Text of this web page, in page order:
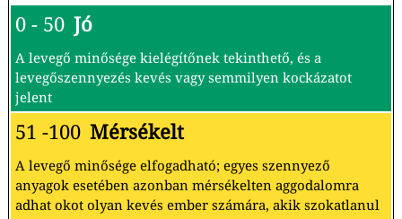
0 - 50 Jó
A levegő minősége kielégítőnek tekinthető, és a
levegőszennyezés kevés vagy semmilyen kockázatot
jelent
51 -100 Mérsékelt
A levegő minősége elfogadható; egyes szennyező
anyagok esetében azonban mérsékelten aggodalomra
adhat okot olyan kevés ember számára, akik szokatlanul